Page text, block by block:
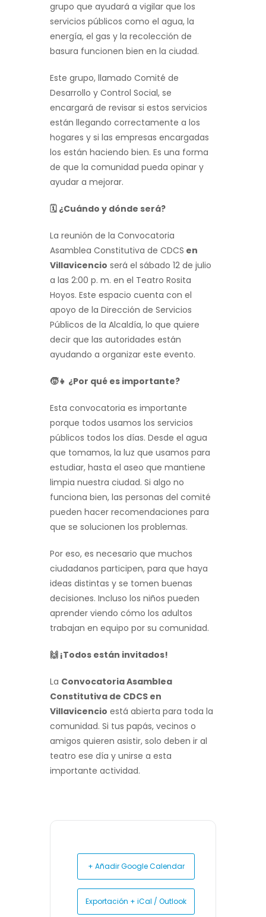
grupo que ayudará a vigilar que los
servicios públicos como el agua, la
energía, el gas y la recolección de
basura funcionen bien en la ciudad.
Este grupo, llamado Comité de
Desarrollo y Control Social, se
encargará de revisar si estos servicios
están llegando correctamente a los
hogares y si las empresas encargadas
los están haciendo bien. Es una forma
de que la comunidad pueda opinar y
ayudar a mejorar.
🗓 ️ ¿Cuándo y dónde será?
La reunión de la Convocatoria
Asamblea Constitutiva de CDCS en
Villavicencio será el sábado 12 de julio
a las 2:00 p. m. en el Teatro Rosita
Hoyos. Este espacio cuenta con el
apoyo de la Dirección de Servicios
Públicos de la Alcaldía, lo que quiere
decir que las autoridades están
ayudando a organizar este evento.
🧒👧 ¿Por qué es importante?
Esta convocatoria es importante
porque todos usamos los servicios
públicos todos los días. Desde el agua
que tomamos, la luz que usamos para
estudiar, hasta el aseo que mantiene
limpia nuestra ciudad. Si algo no
funciona bien, las personas del comité
pueden hacer recomendaciones para
que se solucionen los problemas.
Por eso, es necesario que muchos
ciudadanos participen, para que haya
ideas distintas y se tomen buenas
decisiones. Incluso los niños pueden
aprender viendo cómo los adultos
trabajan en equipo por su comunidad.
🙌 ¡Todos están invitados!
La Convocatoria Asamblea
Constitutiva de CDCS en
Villavicencio está abierta para toda la
comunidad. Si tus papás, vecinos o
amigos quieren asistir, solo deben ir al
teatro ese día y unirse a esta
importante actividad.
+ Añadir Google Calendar
Exportación + iCal / Outlook